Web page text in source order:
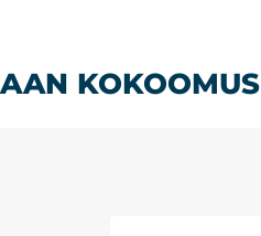
KOKOOMUS